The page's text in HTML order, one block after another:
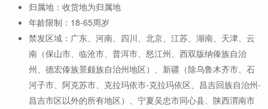
归属地：收货地为归属地
年龄限制：18-65周岁
禁发区域：广东、河南、四川、北京、江苏、湖南、天津、云
南（保山市、临沧市、普洱市、怒江州、西双版纳傣族自治
州、德宏傣族景颇族自治州地区）、新疆（除乌鲁木齐市、石
河子市、阿克苏市、克拉玛依市-克拉玛依区、昌吉回族自治州-
昌吉市区以外的所有地区）、宁夏吴忠市同心县、陕西渭南市